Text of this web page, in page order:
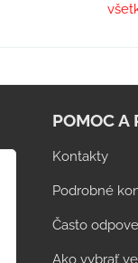
POMOC A
Kontakty
Podrobné
Často
Ako vybrať